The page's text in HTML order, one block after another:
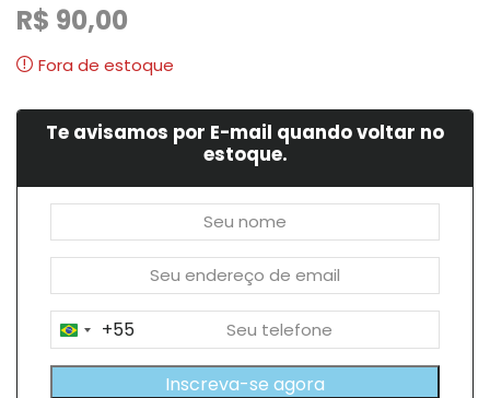
R$ 90,00
Fora de estoque
Te avisamos por E-mail quando voltar no
estoque.
Brazil
+55
+55
Inscreva-se agora